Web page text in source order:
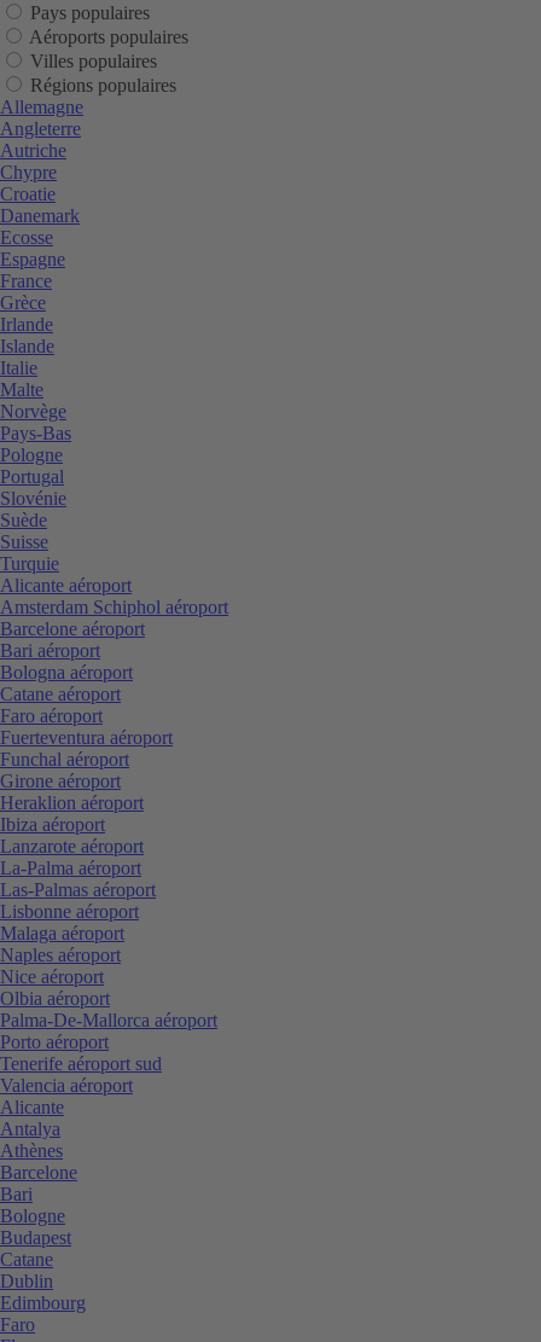
Pays populaires
Aéroports populaires
Villes populaires
Régions populaires
Allemagne
Angleterre
Autriche
Chypre
Croatie
Danemark
Ecosse
Espagne
France
Grèce
Irlande
Islande
Italie
Malte
Norvège
Pays-Bas
Pologne
Portugal
Slovénie
Suède
Suisse
Turquie
Alicante aéroport
Amsterdam Schiphol aéroport
Barcelone aéroport
Bari aéroport
Bologna aéroport
Catane aéroport
Faro aéroport
Fuerteventura aéroport
Funchal aéroport
Girone aéroport
Heraklion aéroport
Ibiza aéroport
Lanzarote aéroport
La-Palma aéroport
Las-Palmas aéroport
Lisbonne aéroport
Malaga aéroport
Naples aéroport
Nice aéroport
Olbia aéroport
Palma-De-Mallorca aéroport
Porto aéroport
Tenerife aéroport sud
Valencia aéroport
Alicante
Antalya
Athènes
Barcelone
Bari
Bologne
Budapest
Catane
Dublin
Edimbourg
Faro